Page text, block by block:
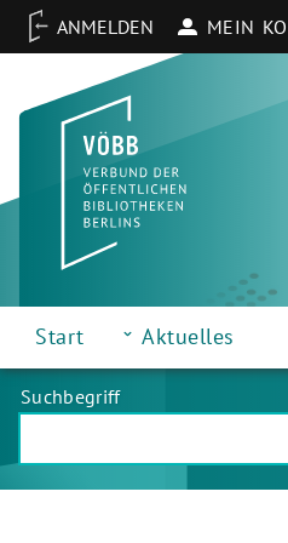
MEIN
Start Aktuelles
Suchbegriff